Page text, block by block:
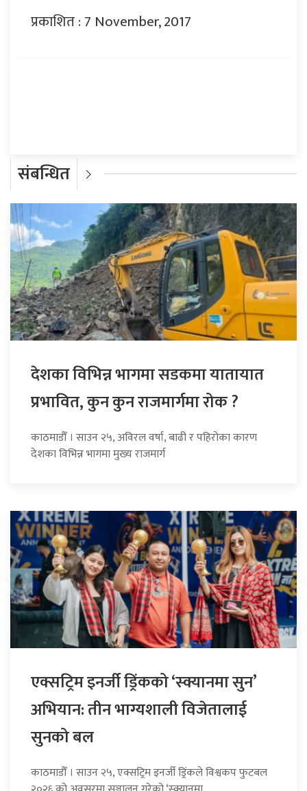
प्रकाशित : 7 November, 2017
संबन्धित
देशका विभिन्न भागमा सडकमा यातायात
प्रभावित, कुन कुन राजमार्गमा रोक ?
काठमाडौँ । साउन २५, अविरल वर्षा, बाढी र पहिरोका कारण
देशका विभिन्न भागमा मुख्य राजमार्ग
एक्सट्रिम इनर्जी ड्रिंकको ‘स्क्यानमा सुन’
अभियान: तीन भाग्यशाली विजेतालाई
सुनको बल
काठमाडौँ । साउन २५, एक्सट्रिम इनर्जी ड्रिंकले विश्वकप फुटबल